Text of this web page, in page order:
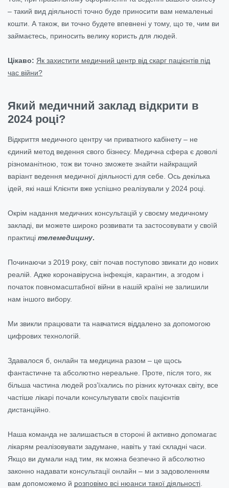
– такий вид діяльності точно буде приносити вам немаленькі
кошти. А також, ви точно будете впевнені у тому, що те, чим ви
займаєтесь, приносить велику користь для людей.
Цікаво: Як захистити медичний центр від скарг пацієнтів під
час війни?
Який медичний заклад відкрити в
2024 році?
Відкриття медичного центру чи приватного кабінету – не
єдиний метод ведення свого бізнесу. Медична сфера є доволі
різноманітною, тож ви точно зможете знайти найкращий
варіант ведення медичної діяльності для себе. Ось декілька
ідей, які наші Клієнти вже успішно реалізували у 2024 році.
Окрім надання медичних консультацій у своєму медичному
закладі, ви можете широко розвивати та застосовувати у своїй
практиці телемедицину.
Починаючи з 2019 року, світ почав поступово звикати до нових
реалій. Адже коронавірусна інфекція, карантин, а згодом і
початок повномасштабної війни в нашій країні не залишили
нам іншого вибору.
Ми звикли працювати та навчатися віддалено за допомогою
цифрових технологій.
Здавалося б, онлайн та медицина разом – це щось
фантастичне та абсолютно нереальне. Проте, після того, як
більша частина людей роз’їхались по різних куточках світу, все
частіше лікарі почали консультувати своїх пацієнтів
дистанційно.
Наша команда не залишається в стороні й активно допомагає
лікарям реалізовувати задумане, навіть у такі складні часи.
Якщо ви думали над тим, як можна безпечно й абсолютно
законно надавати консультації онлайн – ми з задоволенням
вам допоможемо й розповімо всі нюанси такої діяльності